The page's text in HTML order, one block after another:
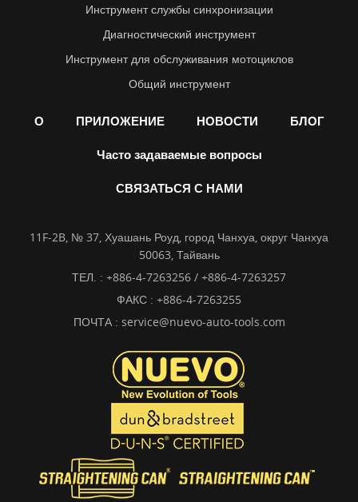
Инструмент службы синхронизации
Диагностический инструмент
Инструмент для обслуживания мотоциклов
Общий инструмент
О ПРИЛОЖЕНИЕ НОВОСТИ БЛОГ
Часто задаваемые вопросы
СВЯЗАТЬСЯ С НАМИ
11F-2B, № 37, Хуашань Роуд, город Чанхуа, округ Чанхуа
50063, Тайвань
ТЕЛ. : +886-4-7263256 / +886-4-7263257
ФАКС : +886-4-7263255
ПОЧТА : service@nuevo-auto-tools.com